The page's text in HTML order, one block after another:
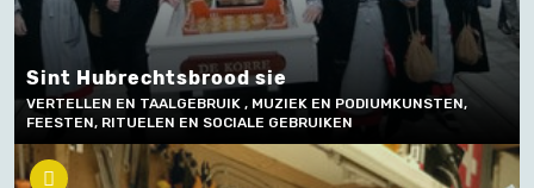
Sint Hubrechtsbrood sie
VERTELLEN EN TAALGEBRUIK , MUZIEK EN PODIUMKUNSTEN,
FEESTEN, RITUELEN EN SOCIALE GEBRUIKEN